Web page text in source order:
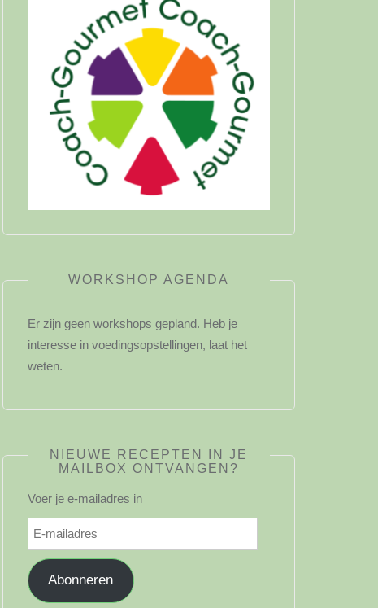
WORKSHOP AGENDA
Er zijn geen workshops gepland. Heb je
interesse in voedingsopstellingen, laat het
weten.
NIEUWE RECEPTEN IN JE
MAILBOX ONTVANGEN?
Voer je e-mailadres in
E-
mailadres
Abonneren